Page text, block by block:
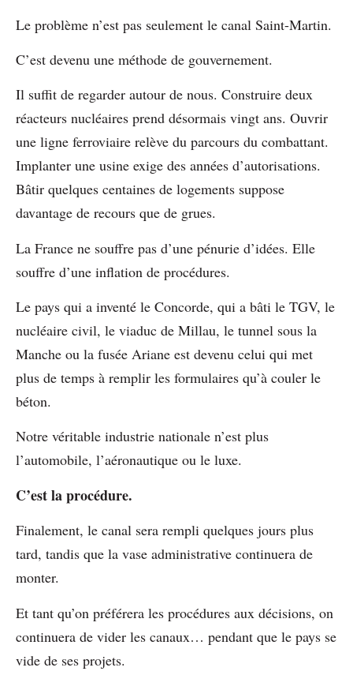
Le problème n’est pas seulement le canal Saint-Martin.
C’est devenu une méthode de gouvernement.
Il suffit de regarder autour de nous. Construire deux
réacteurs nucléaires prend désormais vingt ans. Ouvrir
une ligne ferroviaire relève du parcours du combattant.
Implanter une usine exige des années d’autorisations.
Bâtir quelques centaines de logements suppose
davantage de recours que de grues.
La France ne souffre pas d’une pénurie d’idées. Elle
souffre d’une inflation de procédures.
Le pays qui a inventé le Concorde, qui a bâti le TGV, le
nucléaire civil, le viaduc de Millau, le tunnel sous la
Manche ou la fusée Ariane est devenu celui qui met
plus de temps à remplir les formulaires qu’à couler le
béton.
Notre véritable industrie nationale n’est plus
l’automobile, l’aéronautique ou le luxe.
C’est la procédure.
Finalement, le canal sera rempli quelques jours plus
tard, tandis que la vase administrative continuera de
monter.
Et tant qu’on préférera les procédures aux décisions, on
continuera de vider les canaux… pendant que le pays se
vide de ses projets.